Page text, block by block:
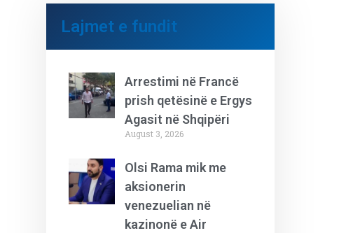
Lajmet e fundit
Arrestimi në Francë
prish qetësinë e Ergys
Agasit në Shqipëri
August 3, 2026
Olsi Rama mik me
aksionerin
venezuelian në
kazinonë e Air